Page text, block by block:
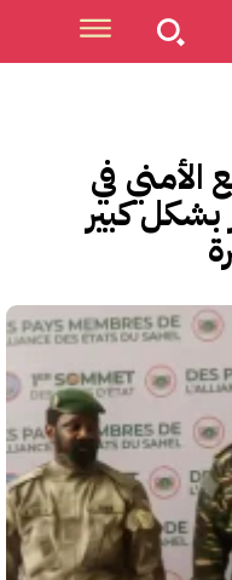
في
كبير